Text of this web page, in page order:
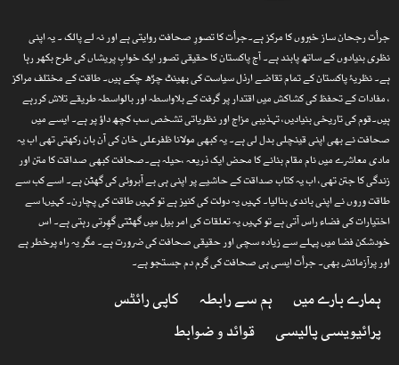
جرأت رجحان ساز خبروں کا مرکز ہے۔جرأت کا تصورِ صحافت روایتی ہے اور نہ لے پالک ۔ یہ اپنی
نظری بنیادوں کے ساتھ پابند ہے۔ آج پاکستان کا حقیقی تصور ایک خوابِ پریشاں کی طرح بکھر رہا
ہے۔ نظریۂ پاکستان کے تمام تقاضے ارذل سیاست کی بھینٹ چڑھ چکے ہیں۔ طاقت کے مختلف مراکز
، مفادات کے تحفظ کی کشاکش میں اقتدار پر گرفت کے بلاواسطہ اور بالواسطہ طریقے تلاش کررہے
ہیں۔قوم کی تاریخی بنیادیں، تہذیبی مزاج اور نظریاتی تشخص سب کچھ داؤ پر ہے۔ ایسے میں
صحافت نے بھی اپنی قینچلی بدل لی ہے۔ یہ کبھی مولانا ظفرعلی خان کی آن بان رکھتی تھی اب یہ
مادی معاشرے میں نام مقام بنانے کا محض ایک ذریعہ ،حیلہ ہے۔صحافت کبھی صداقت کا متن اور
زندگی کا جتن تھی، اب یہ کتاب صداقت کے حاشیے پر اپنی ہی بے آبروئی کی گھٹن ہے۔ اسے کب سے
طاقت وروں نے اپنی باندی بنالیا۔ کہیں یہ دولت کی کنیز ہے تو کہیں طاقت کی پچارن۔ کہیںا سے
اختیارات کی فضاء راس آتی ہے تو کہیں یہ تعلقات کی امر بیل میں گھٹتی گھِرتی رہتی ہے۔ اس
خودشکن فضا میں پہلے سے زیادہ سچی اور حقیقی صحافت کی ضرورت ہے۔ مگر یہ راہ پرخطر ہے
اور پرآزمائش بھی۔ جرأت ایسی ہی صحافت کی گرم دم جستجو ہے۔
ہمارے بارے میں ہم سے رابطہ
کاپی رائٹس
پرائیویسی پالیسی
قوائد و ضوابط